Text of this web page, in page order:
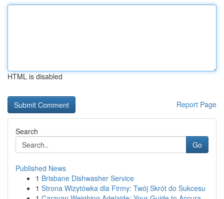
HTML is disabled
Report Page
Search
Go
Published News
1 Brisbane Dishwasher Service
1 Strona Wizytówka dla Firmy: Twój Skrót do Sukcesu